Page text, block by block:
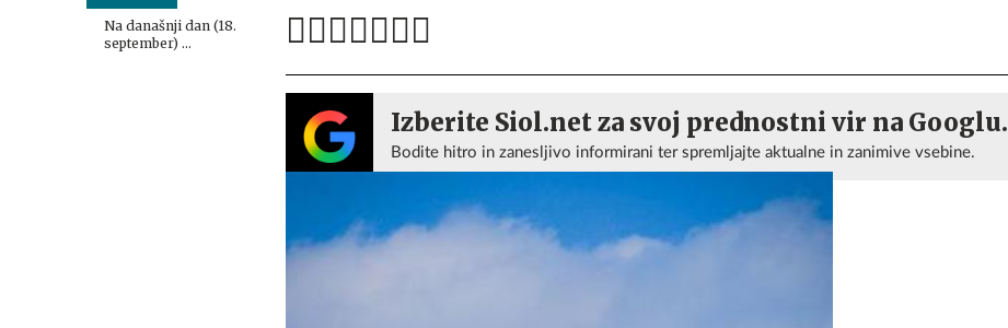
Na današnji dan (18.
september) …
Izberite Siol.net za svoj prednostni vir na Googlu.
Bodite hitro in zanesljivo informirani ter spremljajte aktualne in zanimive vsebine.